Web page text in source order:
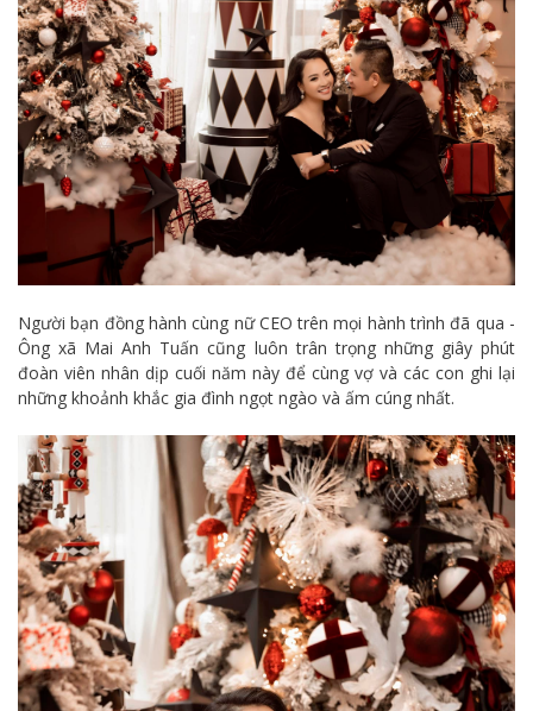
Người bạn đồng hành cùng nữ CEO trên mọi hành trình đã qua -
Ông xã Mai Anh Tuấn cũng luôn trân trọng những giây phút
đoàn viên nhân dịp cuối năm này để cùng vợ và các con ghi lại
những khoảnh khắc gia đình ngọt ngào và ấm cúng nhất.